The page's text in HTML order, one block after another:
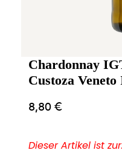
Chardonnay
Custoza
8,80€
Dieser Artikel ist